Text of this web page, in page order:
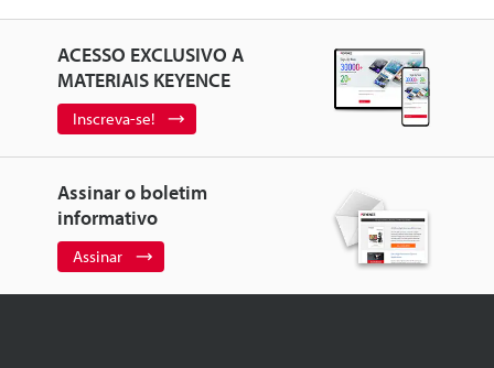
ACESSO EXCLUSIVO A
MATERIAIS KEYENCE
Inscreva-se!
Assinar o boletim
informativo
Assinar